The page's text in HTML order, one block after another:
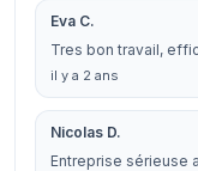
Eva C.
Tres bon travail,
il y a 2 ans
Nicolas D.
Entreprise sérieuse